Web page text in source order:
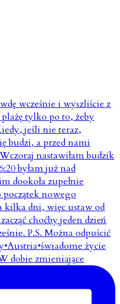
dobie zmieniające